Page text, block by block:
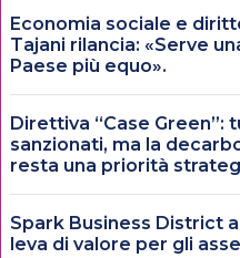
Economia sociale e
Tajani rilancia: «Serve
Paese più equo».
Direttiva “Case Green”:
sanzionati, ma la
resta una priorità
Spark Business District
leva di valore per gli